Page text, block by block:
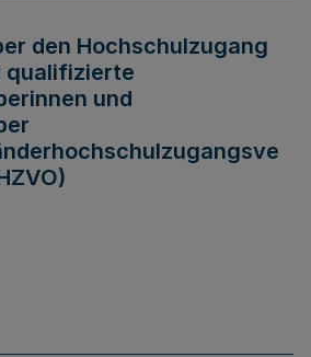
den Hochschulzugang
qualifizierte
und